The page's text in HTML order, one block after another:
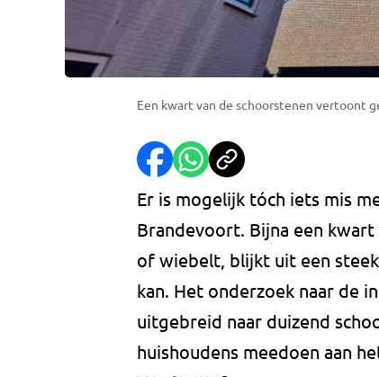
Een kwart van de schoorstenen vertoont
Er is mogelijk tóch iets mis
Brandevoort. Bijna een
of wiebelt, blijkt uit een
kan. Het onderzoek naar de
uitgebreid naar duizend
huishoudens meedoen aan